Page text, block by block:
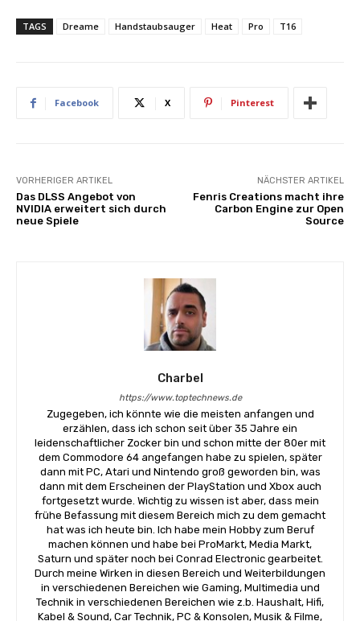
TAGS Dreame Handstaubsauger Heat Pro T16
Facebook X Pinterest
VORHERIGER ARTIKEL
Das DLSS Angebot von
NVIDIA erweitert sich durch
neue Spiele
NÄCHSTER ARTIKEL
Fenris Creations macht ihre
Carbon Engine zur Open
Source
Charbel
https://www.toptechnews.de
Zugegeben, ich könnte wie die meisten anfangen und
erzählen, dass ich schon seit über 35 Jahre ein
leidenschaftlicher Zocker bin und schon mitte der 80er mit
dem Commodore 64 angefangen habe zu spielen, später
dann mit PC, Atari und Nintendo groß geworden bin, was
dann mit dem Erscheinen der PlayStation und Xbox auch
fortgesetzt wurde. Wichtig zu wissen ist aber, dass mein
frühe Befassung mit diesem Bereich mich zu dem gemacht
hat was ich heute bin. Ich habe mein Hobby zum Beruf
machen können und habe bei ProMarkt, Media Markt,
Saturn und später noch bei Conrad Electronic gearbeitet.
Durch meine Wirken in diesen Bereich und Weiterbildungen
in verschiedenen Bereichen wie Gaming, Multimedia und
Technik in verschiedenen Bereichen wie z.b. Haushalt, Hifi,
Kabel & Sound, Car Technik, PC & Konsolen, Musik & Filme,